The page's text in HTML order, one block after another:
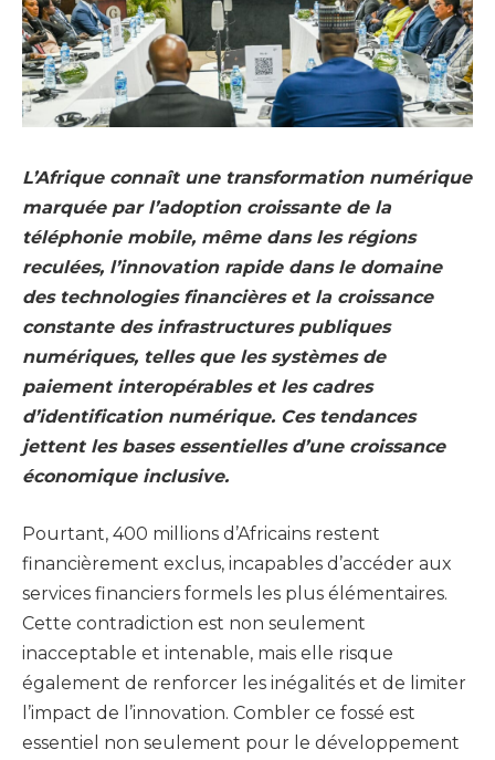
L’Afrique connaît une transformation numérique
marquée par l’adoption croissante de la
téléphonie mobile, même dans les régions
reculées, l’innovation rapide dans le domaine
des technologies financières et la croissance
constante des infrastructures publiques
numériques, telles que les systèmes de
paiement interopérables et les cadres
d’identification numérique. Ces tendances
jettent les bases essentielles d’une croissance
économique inclusive.
Pourtant, 400 millions d’Africains restent
financièrement exclus, incapables d’accéder aux
services financiers formels les plus élémentaires.
Cette contradiction est non seulement
inacceptable et intenable, mais elle risque
également de renforcer les inégalités et de limiter
l’impact de l’innovation. Combler ce fossé est
essentiel non seulement pour le développement